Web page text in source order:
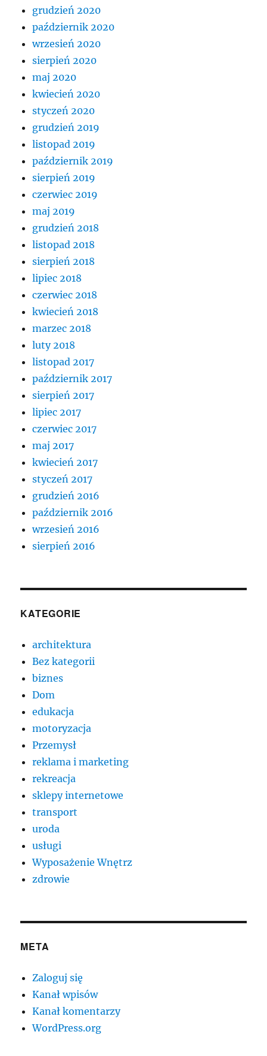
grudzień 2020
październik 2020
wrzesień 2020
sierpień 2020
maj 2020
kwiecień 2020
styczeń 2020
grudzień 2019
listopad 2019
październik 2019
sierpień 2019
czerwiec 2019
maj 2019
grudzień 2018
listopad 2018
sierpień 2018
lipiec 2018
czerwiec 2018
kwiecień 2018
marzec 2018
luty 2018
listopad 2017
październik 2017
sierpień 2017
lipiec 2017
czerwiec 2017
maj 2017
kwiecień 2017
styczeń 2017
grudzień 2016
październik 2016
wrzesień 2016
sierpień 2016
KATEGORIE
architektura
Bez kategorii
biznes
Dom
edukacja
motoryzacja
Przemysł
reklama i marketing
rekreacja
sklepy internetowe
transport
uroda
usługi
Wyposażenie Wnętrz
zdrowie
META
Zaloguj się
Kanał wpisów
Kanał komentarzy
WordPress.org